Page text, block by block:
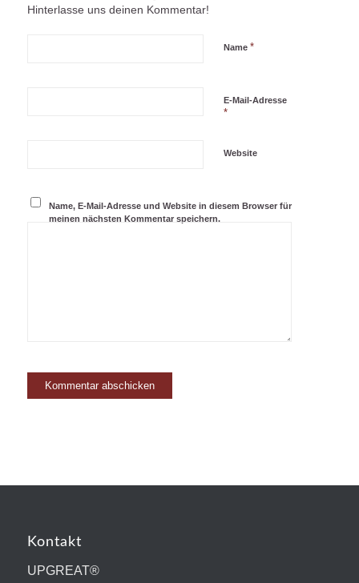
Hinterlasse uns deinen Kommentar!
Name *
E-Mail-Adresse
*
Website
Name, E-Mail-Adresse und Website in diesem Browser für
meinen nächsten Kommentar speichern.
Kontakt
UPGREAT®